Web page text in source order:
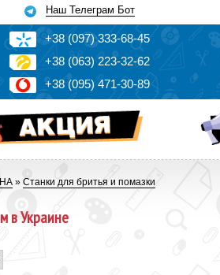
Наш Телеграм Бот
+38 (097)333-68-45
+38 (063) 223-32-62
+38 (095) 471-30-89
» Станки для бритья и помазки
в Украине